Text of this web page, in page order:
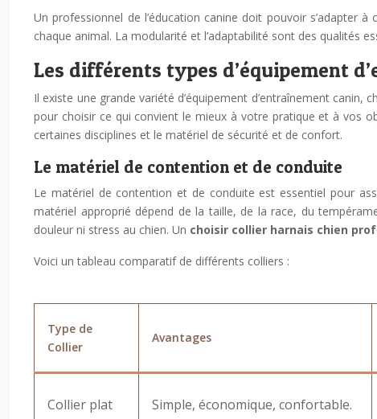
Un professionnel de l’éducation canine doit pouvoir s’adapter
chaque animal. La modularité et l’adaptabilité sont des qualités
Les différents types d’équipement
Il existe une grande variété d’équipement d’entraînement
pour choisir ce qui convient le mieux à votre pratique et à vos
certaines disciplines et le matériel de sécurité et de confort.
Le matériel de contention et de conduite
Le matériel de contention et de conduite est essentiel pour
matériel approprié dépend de la taille, de la race, du
douleur ni stress au chien. Un choisir collier harnais chien
Voici un tableau comparatif de différents colliers :
Type de
Collier
Avantages
Collier plat Simple, économique, confortable.